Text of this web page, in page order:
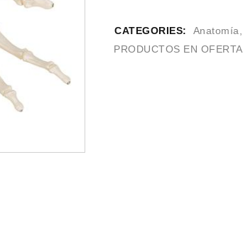
CATEGORIES: Anatomía
PRODUCTOS EN OFERTA